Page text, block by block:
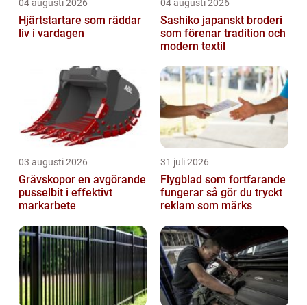
04 augusti 2026
Hjärtstartare som räddar
liv i vardagen
04 augusti 2026
Sashiko japanskt broderi
som förenar tradition och
modern textil
03 augusti 2026
Grävskopor en avgörande
pusselbit i effektivt
markarbete
31 juli 2026
Flygblad som fortfarande
fungerar så gör du tryckt
reklam som märks